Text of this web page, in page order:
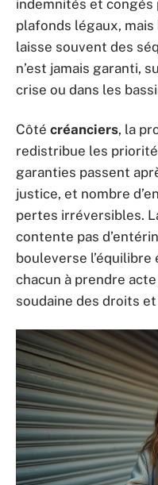
indemnités et congés
plafonds légaux,
laisse souvent des
n’est jamais garanti,
crise ou dans les
Côté créanciers, la
redistribue les
garanties passent
justice, et nombre
pertes irréversibles.
contente pas
bouleverse
chacun à prendre
soudaine des droits